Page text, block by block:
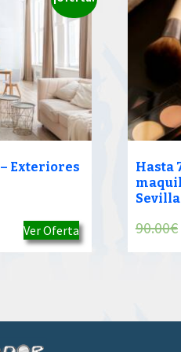
Exteriores
Ver Oferta
Hasta
90.00€